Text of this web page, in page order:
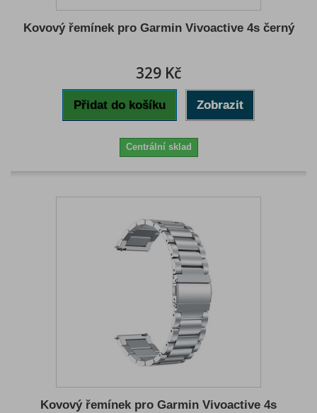
Kovový řemínek pro Garmin Vivoactive 4s černý
329 Kč
Přidat do košíku Zobrazit
Centrální sklad
Kovový řemínek pro Garmin Vivoactive 4s